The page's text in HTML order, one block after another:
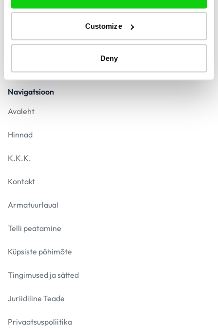
Customize
Deny
Navigatsioon
Avaleht
Hinnad
K.K.K.
Kontakt
Armatuurlaual
Telli peatamine
Küpsiste põhimõte
Tingimused ja sätted
Juriidiline Teade
Privaatsuspoliitika
Vastus vähem kui 24 tunni jooksul
Turvaline makse